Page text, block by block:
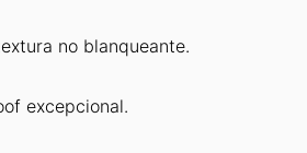
no blanqueante.
excepcional.